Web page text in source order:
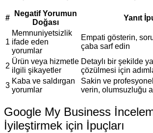
#
Negatif Yorumun
Doğası
Yanıt
1
Memnuniyetsizlik
ifade eden
yorumlar
Empati gösterin,
çaba sarf edin
2
Ürün veya hizmetle
ilgili şikayetler
Detaylı bir şekilde
çözülmesi için
3
Kaba ve saldırgan
yorumlar
Sakin ve
verin, olumsuzluğu
Google My Business
İyileştirmek için İpuçları